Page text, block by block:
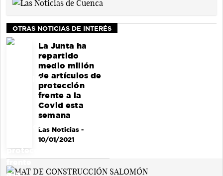
OTRAS NOTICIAS DE INTERÉS
La Junta ha
repartido
medio millón
de artículos de
protección
frente a la
Covid esta
semana
Las Noticias-
10/01/2021